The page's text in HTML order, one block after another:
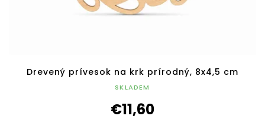
Drevený prívesok na krk prírodný, 8x4,5 cm
SKLADEM
€11,60